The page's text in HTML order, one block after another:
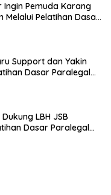
Ingin Pemuda Karang
Melalui Pelatihan Dasar
Support dan Yakin
Dasar Paralegal
LBH JSB
Dasar Paralegal